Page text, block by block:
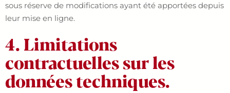
sous réserve de modifications ayant été apportées depuis
leur mise en ligne.
4. Limitations
contractuelles sur les
données techniques.